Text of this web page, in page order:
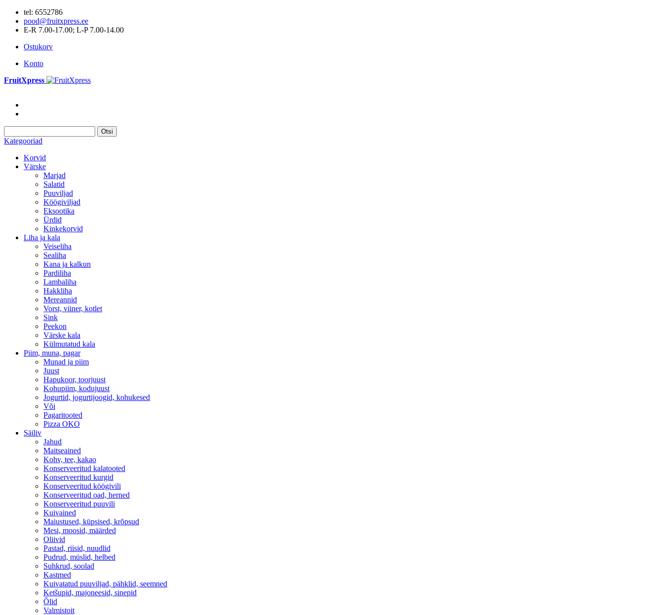
tel: 6552786
pood@fruitxpress.ee
E-R 7.00-17.00; L-P 7.00-14.00
Ostukorv
Konto
FruitXpress
Otsi
Kategooriad
Korvid
Värske
Marjad
Salatid
Puuviljad
Köögiviljad
Eksootika
Ürdid
Kinkekorvid
Liha ja kala
Veiseliha
Sealiha
Kana ja kalkun
Pardiliha
Lambaliha
Hakkliha
Mereannid
Vorst, viiner, kotlet
Sink
Peekon
Värske kala
Külmutatud kala
Piim, muna, pagar
Munad ja piim
Juust
Hapukoor, toorjuust
Kohupiim, kodujuust
Jogurtid, jogurtijoogid, kohukesed
Või
Pagaritooted
Pizza OKO
Säiliv
Jahud
Maitseained
Kohv, tee, kakao
Konserveeritud kalatooted
Konserveeritud kurgid
Konserveeritud köögivili
Konserveeritud oad, herned
Konserveeritud puuvili
Kuivained
Maiustused, küpsised, krõpsud
Mesi, moosid, määrded
Oliivid
Pastad, riisid, nuudlid
Pudrud, müslid, helbed
Suhkrud, soolad
Kastmed
Kuivatatud puuviljad, pähklid, seemned
Ketšupid, majoneesid, sinepid
Õlid
Valmistoit